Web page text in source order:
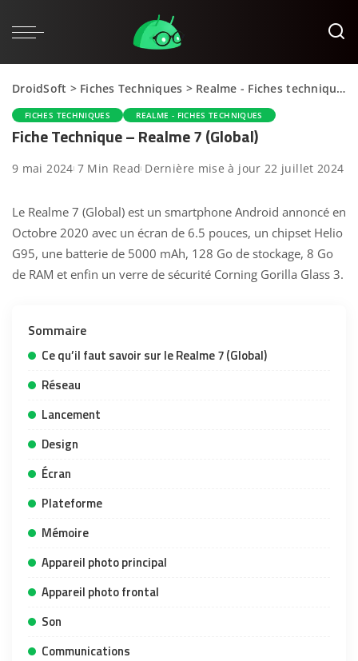
DroidSoft > Fiches Techniques > Realme - Fiches techniques
FICHES TECHNIQUES REALME - FICHES TECHNIQUES
Fiche Technique – Realme 7 (Global)
9 mai 2024 7 Min Read Dernière mise à jour 22 juillet 2024
Le Realme 7 (Global) est un smartphone Android annoncé en
Octobre 2020 avec un écran de 6.5 pouces, un chipset Helio
G95, une batterie de 5000 mAh, 128 Go de stockage, 8 Go
de RAM et enfin un verre de sécurité Corning Gorilla Glass 3.
Sommaire
Ce qu’il faut savoir sur le Realme 7 (Global)
Réseau
Lancement
Design
Écran
Plateforme
Mémoire
Appareil photo principal
Appareil photo frontal
Son
Communications